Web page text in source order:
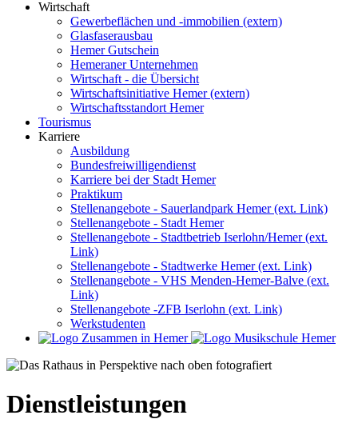
Wirtschaft
Gewerbeflächen und -immobilien (extern)
Glasfaserausbau
Hemer Gutschein
Hemeraner Unternehmen
Wirtschaft - die Übersicht
Wirtschaftsinitiative Hemer (extern)
Wirtschaftsstandort Hemer
Tourismus
Karriere
Ausbildung
Bundesfreiwilligendienst
Karriere bei der Stadt Hemer
Praktikum
Stellenangebote - Sauerlandpark Hemer (ext. Link)
Stellenangebote - Stadt Hemer
Stellenangebote - Stadtbetrieb Iserlohn/Hemer (ext.
Link)
Stellenangebote - Stadtwerke Hemer (ext. Link)
Stellenangebote - VHS Menden-Hemer-Balve (ext.
Link)
Stellenangebote -ZFB Iserlohn (ext. Link)
Werkstudenten
Dienstleistungen